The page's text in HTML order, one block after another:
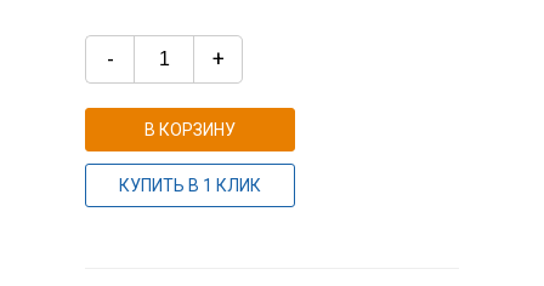
- +
В КОРЗИНУ
КУПИТЬ В 1 КЛИК